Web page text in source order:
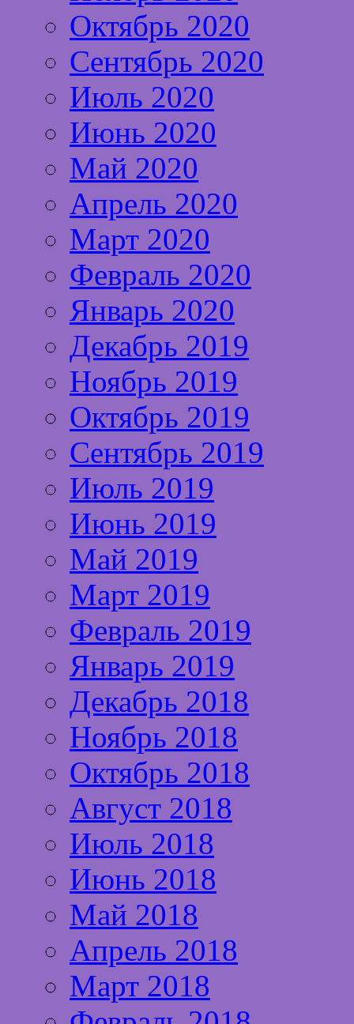
Октябрь 2020
Сентябрь 2020
Июль 2020
Июнь 2020
Май 2020
Апрель 2020
Март 2020
Февраль 2020
Январь 2020
Декабрь 2019
Ноябрь 2019
Октябрь 2019
Сентябрь 2019
Июль 2019
Июнь 2019
Май 2019
Март 2019
Февраль 2019
Январь 2019
Декабрь 2018
Ноябрь 2018
Октябрь 2018
Август 2018
Июль 2018
Июнь 2018
Май 2018
Апрель 2018
Март 2018